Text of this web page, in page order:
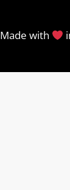
Made with